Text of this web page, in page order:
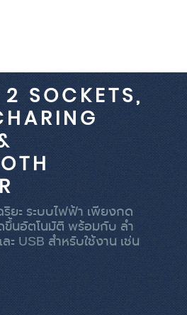
2 SOCKETS,
ยะ ระบบไฟฟ้า เพียงกด
ขึ้นอัตโนมัติ พร้อมกับ ลำ
ะ USB สำหรับใช้งาน เช่น